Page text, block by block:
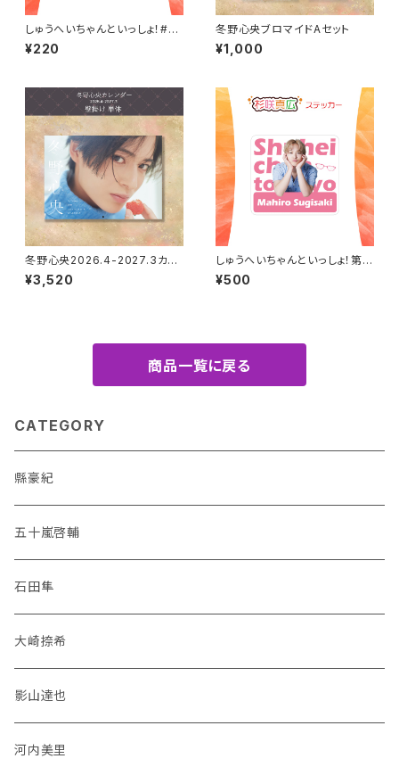
しゅうへいちゃんといっしょ！#3
チェキ風ランダムブロマイド（全
8種）
¥220
冬野心央ブロマイドAセット
¥1,000
冬野心央2026.4-2027.3カレ
ンダー（壁掛け）
¥3,520
しゅうへいちゃんといっしょ！第1
0夜オリジナルステッカー（杉咲
真広）
¥500
商品一覧に戻る
CATEGORY
縣豪紀
五十嵐啓輔
石田隼
大崎捺希
影山達也
河内美里